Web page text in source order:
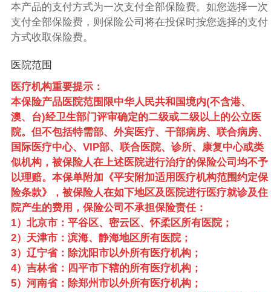
本产品的支付方式为一次支付全部保险费。如您选择一次
支付全部保险费，则保险公司将在投保时按您选择的支付
方式收取保险费。
医院范围
医疗机构重要提示：
本保险产品医院范围限中华人民共和国境内(不含港、
澳、台)经卫生部门评审确定的二级或二级以上的公立医
院。但不包括特需部、外宾医疗、干部病房、联合病房、
国际医疗中心、VIP部、联合医院、诊所、康复中心或类
似机构，被保险人在上述医院进行治疗的保险公司均不予
以理赔。本保单附加《平安附加适用医疗机构范围约定保
险条款》，被保险人在如下地区及医院进行医疗就诊及住
院产生的费用，保险公司不承担保险责任：
1）北京市：平谷区、密云区、怀柔区所有医院；
2）天津市：滨海、静海地区所有医院；
3）辽宁省：除沈阳市以外所有医疗机构；
4）吉林省：四平市下辖的所有医疗机构；
5）河南省：除郑州市以外所有医疗机构；